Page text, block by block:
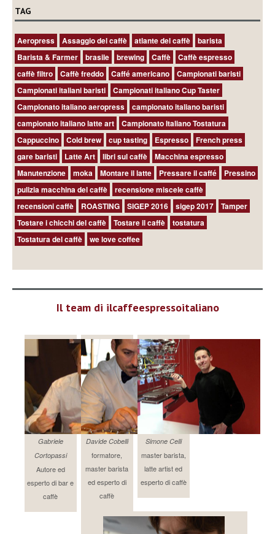
TAG
Aeropress Assaggio del caffè atlante del caffè
barista
Barista & Farmer
brasile brewing Caffè
Caffè espresso
caffè filtro
Caffè freddo Caffé americano
Campionati baristi
Campionati italiani baristi
Campionati italiano Cup Taster
Campionato italiano aeropress
campionato italiano baristi
campionato italiano latte art
Campionato Italiano Tostatura
Cappuccino
Cold brew cup tasting Espresso
French press
gare baristi
Latte Art libri sul caffè
Macchina espresso
Manutenzione
moka Montare il latte Pressare il caffé
Pressino
pulizia macchina del caffè
recensione miscele caffè
recensioni caffè
ROASTING SIGEP 2016 sigep 2017
Tamper
Tostare i chicchi del caffè
Tostare il caffè
tostatura
Tostatura del caffè
we love coffee
Il team di ilcaffeespressoitaliano
Gabriele
Cortopassi
Autore ed
esperto di bar e
caffè
Davide Cobelli
formatore,
master barista
ed esperto di
caffè
Simone Celli
master barista,
latte artist ed
esperto di caffè